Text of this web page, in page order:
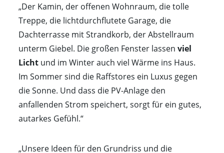
„Der Kamin, der offenen Wohnraum, die tolle
Treppe, die lichtdurchflutete Garage, die
Dachterrasse mit Strandkorb, der Abstellraum
unterm Giebel. Die großen Fenster lassenviel
Licht und im Winter auch viel Wärme ins Haus.
Im Sommer sind die Raffstores ein Luxus gegen
die Sonne. Und dass die PV-Anlage den
anfallenden Strom speichert, sorgt für ein gutes,
autarkes Gefühl.“
„Unsere Ideen für den Grundriss und die